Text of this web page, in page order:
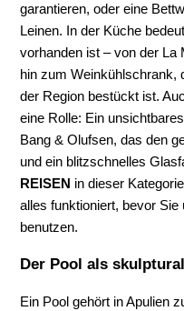
garantieren, oder eine
Leinen. In der Küche
vorhanden ist – von der
hin zum Weinkühlschrank,
der Region bestückt ist.
eine Rolle: Ein
Bang & Olufsen, das den
und ein blitzschnelles
REISEN in dieser
alles funktioniert, bevor
benutzen.
Der Pool als
Ein Pool gehört in Apulien